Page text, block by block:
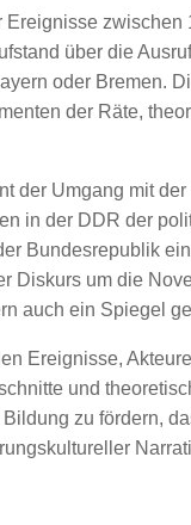
Ereignisse
über die
oder Bremen.
der Räte,
der Umgang mit
in der DDR der
Bundesrepublik
Diskurs um die
auch ein Spiegel
Ereignisse,
und
zu fördern,